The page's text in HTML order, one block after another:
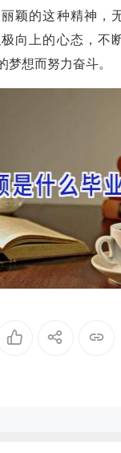
颖的这种精神，
向上的心态，不
梦想而努力奋斗。